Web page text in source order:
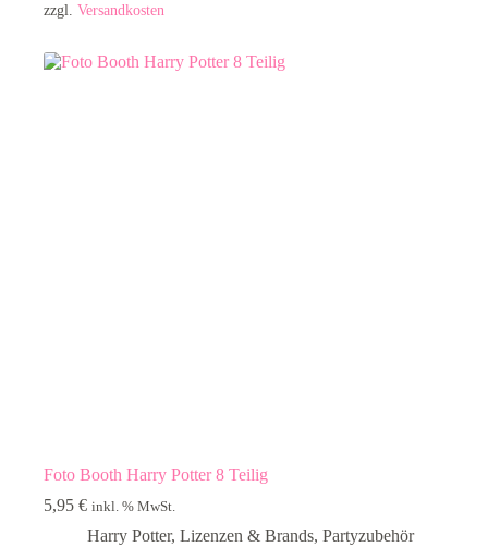
zzgl. Versandkosten
Foto Booth Harry Potter 8 Teilig
5,95 € inkl. % MwSt.
Harry Potter, Lizenzen & Brands, Partyzubehör